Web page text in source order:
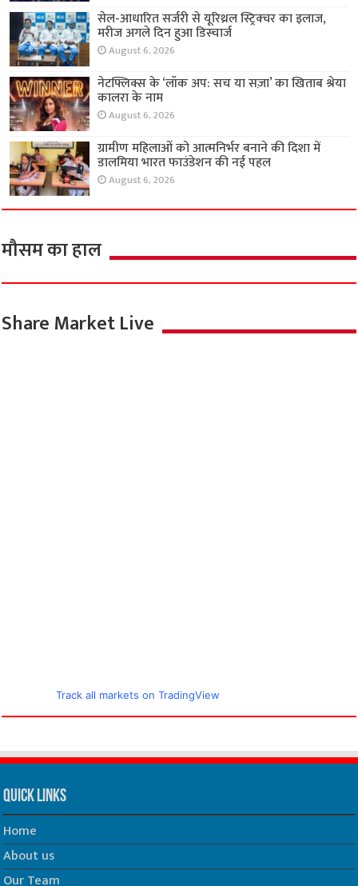
सेल-आधारित सर्जरी से यूरिथ्रल स्ट्रिक्चर का इलाज,
मरीज अगले दिन हुआ डिस्चार्ज
August 6, 2026
नेटफ्लिक्स के ‘लॉक अप: सच या सज़ा’ का खिताब श्रेया
कालरा के नाम
August 6, 2026
ग्रामीण महिलाओं को आत्मनिर्भर बनाने की दिशा में
डालमिया भारत फाउंडेशन की नई पहल
August 6, 2026
मौसम का हाल
Share Market Live
Track all markets on TradingView
Quick Links
Home
About us
Our Team